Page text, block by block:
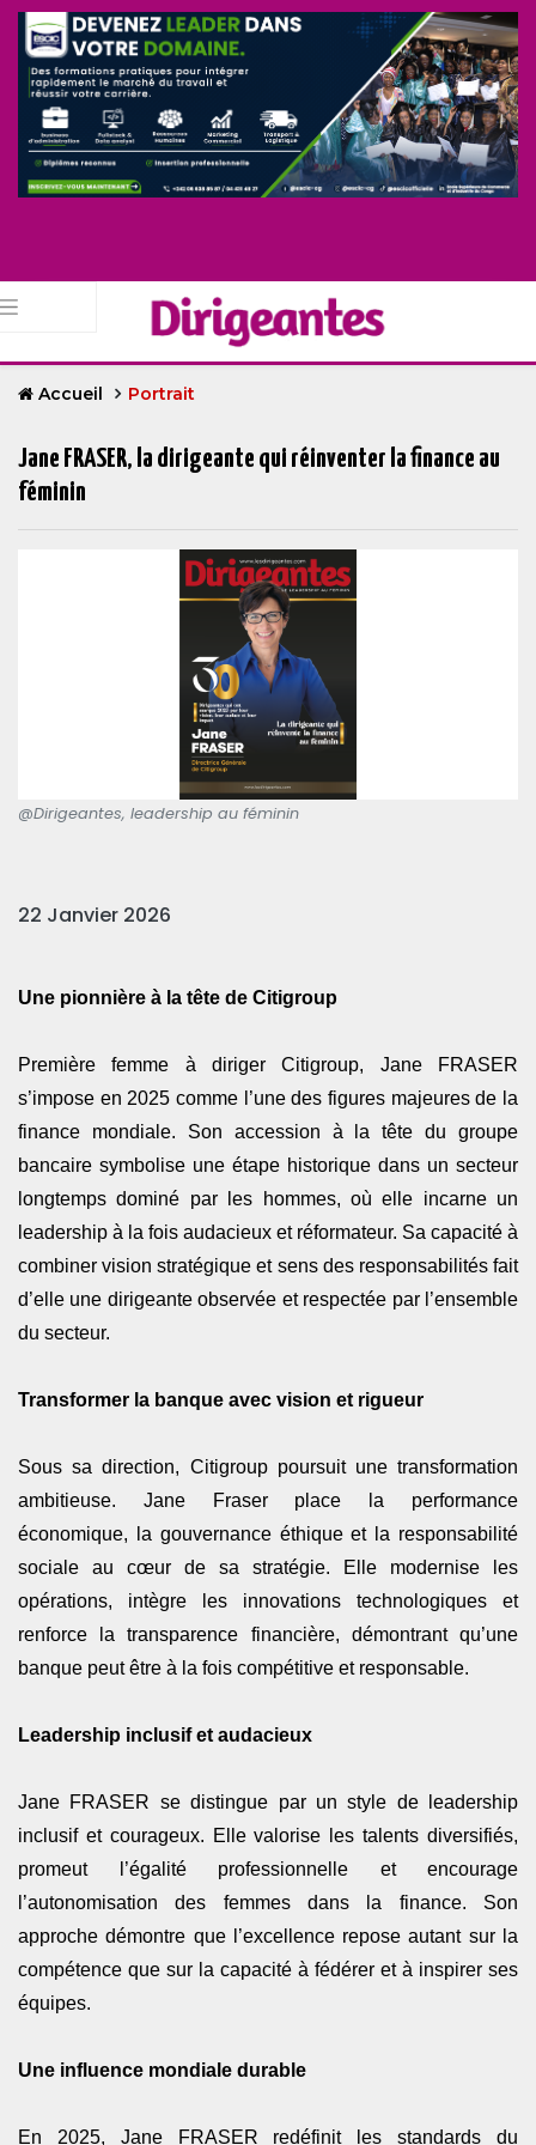
Accueil Portrait
Jane FRASER, la dirigeante qui réinventer la finance au
féminin
@Dirigeantes, leadership au féminin
22 Janvier 2026
Une pionnière à la tête de Citigroup
Première femme à diriger Citigroup, Jane FRASER
s’impose en 2025 comme l’une des figures majeures de la
finance mondiale. Son accession à la tête du groupe
bancaire symbolise une étape historique dans un secteur
longtemps dominé par les hommes, où elle incarne un
leadership à la fois audacieux et réformateur. Sa capacité à
combiner vision stratégique et sens des responsabilités fait
d’elle une dirigeante observée et respectée par l’ensemble
du secteur.
Transformer la banque avec vision et rigueur
Sous sa direction, Citigroup poursuit une transformation
ambitieuse. Jane Fraser place la performance
économique, la gouvernance éthique et la responsabilité
sociale au cœur de sa stratégie. Elle modernise les
opérations, intègre les innovations technologiques et
renforce la transparence financière, démontrant qu’une
banque peut être à la fois compétitive et responsable.
Leadership inclusif et audacieux
Jane FRASER se distingue par un style de leadership
inclusif et courageux. Elle valorise les talents diversifiés,
promeut l’égalité professionnelle et encourage
l’autonomisation des femmes dans la finance. Son
approche démontre que l’excellence repose autant sur la
compétence que sur la capacité à fédérer et à inspirer ses
équipes.
Une influence mondiale durable
En 2025, Jane FRASER redéfinit les standards du